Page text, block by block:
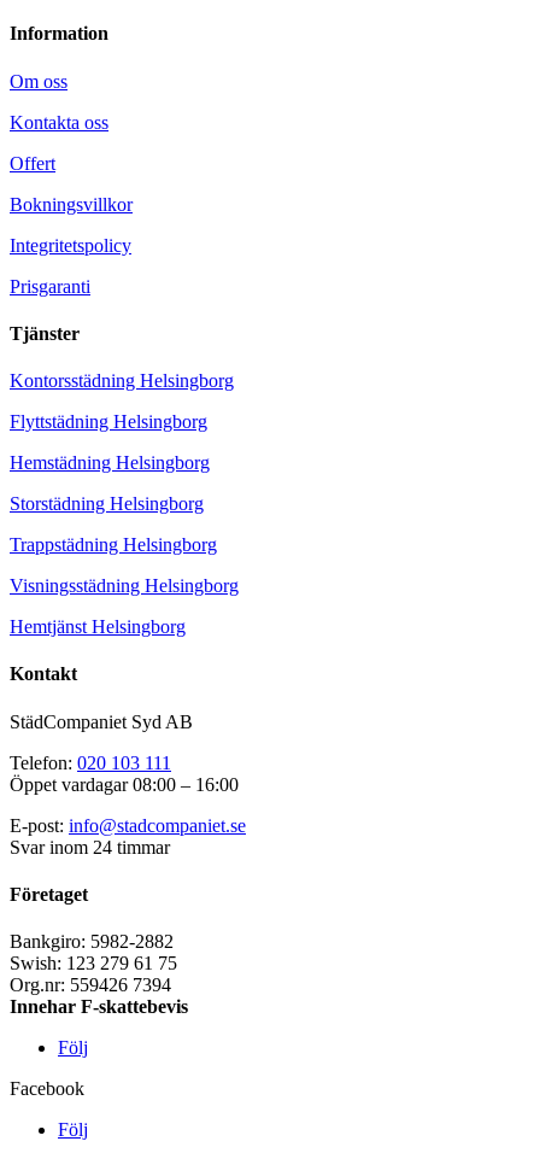
Information
Om oss
Kontakta oss
Offert
Bokningsvillkor
Integritetspolicy
Prisgaranti
Tjänster
Kontorsstädning Helsingborg
Flyttstädning Helsingborg
Hemstädning Helsingborg
Storstädning Helsingborg
Trappstädning Helsingborg
Visningsstädning Helsingborg
Hemtjänst Helsingborg
Kontakt
StädCompaniet Syd AB
Telefon: 020 103 111
Öppet vardagar 08:00 – 16:00
E-post: info@stadcompaniet.se
Svar inom 24 timmar
Företaget
Bankgiro: 5982-2882
Swish: 123 279 61 75
Org.nr: 559426 7394
Innehar F-skattebevis
Följ
Facebook
Följ